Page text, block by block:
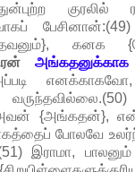
குரலில்
அங்கதனுக்காக
{அங்கதன்},
போலவே
இராமா, பாலனும்